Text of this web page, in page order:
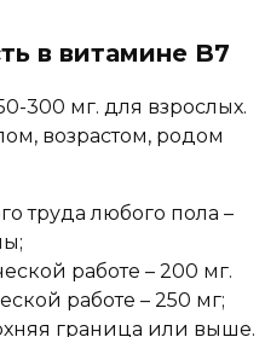
в витамине B7
300 мг. для взрослых.
возрастом, родом
труда любого пола –
работе – 200 мг.
работе – 250 мг;
граница или выше.